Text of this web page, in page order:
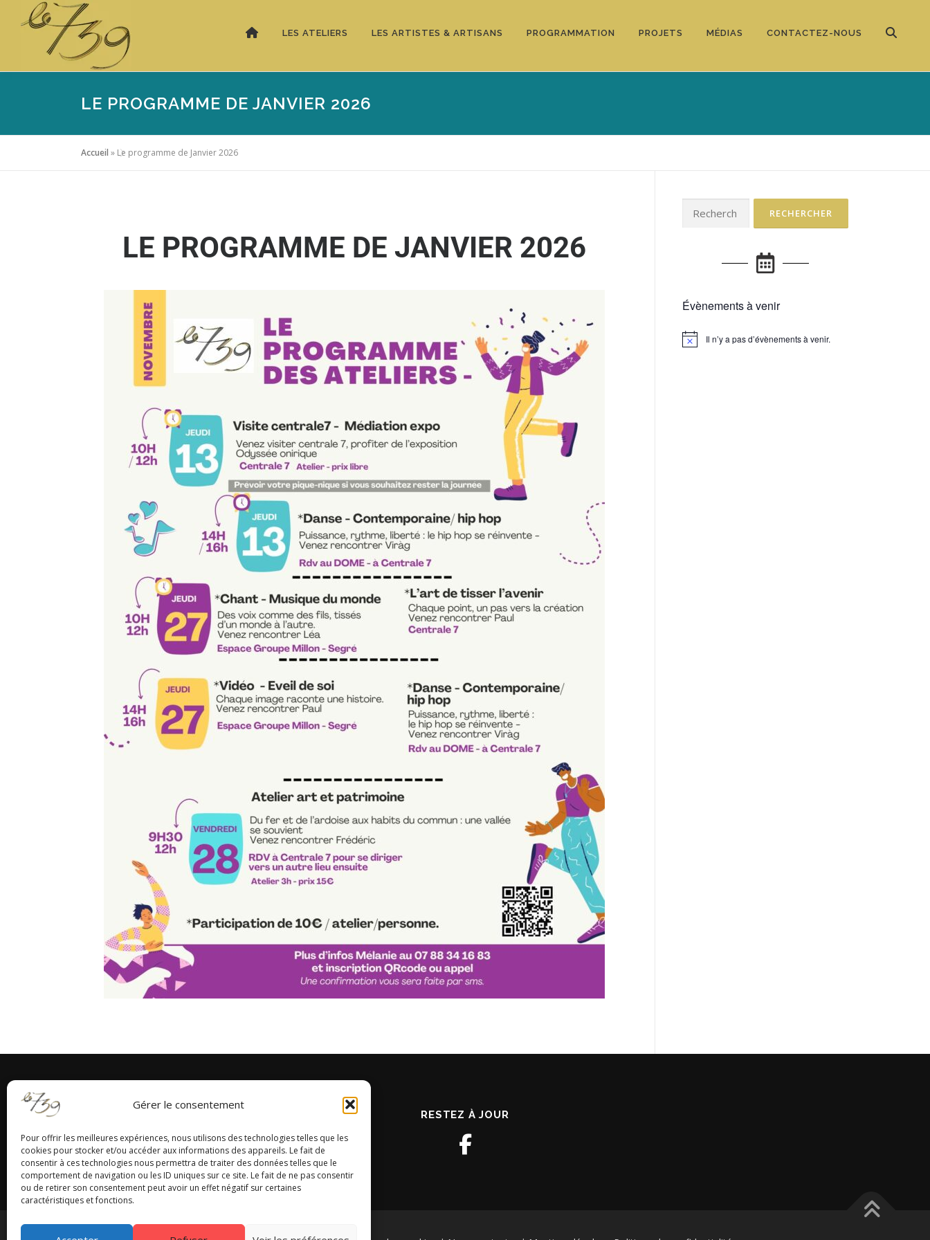
Gérer le consentement
Pour offrir les meilleures expériences, nous utilisons des technologies telles que les
cookies pour stocker et/ou accéder aux informations des appareils. Le fait de
consentir à ces technologies nous permettra de traiter des données telles que le
comportement de navigation ou les ID uniques sur ce site. Le fait de ne pas consentir
ou de retirer son consentement peut avoir un effet négatif sur certaines
caractéristiques et fonctions.
LES ATELIERS LES ARTISTES & ARTISANS PROGRAMMATION PROJETS MÉDIAS CONTACTEZ-NOUS
LE PROGRAMME DE JANVIER 2026
Accueil » Le programme de Janvier 2026
LE PROGRAMME DE JANVIER 2026
Évènements à venir
Notice Il n’y a pas d’évènements à venir.
RESTEZ À JOUR